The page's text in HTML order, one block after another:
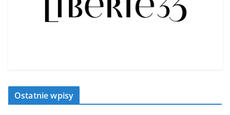
Ostatnie wpisy